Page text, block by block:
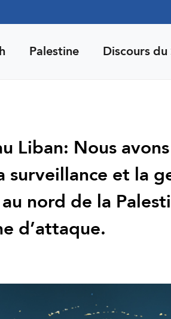
Palestine Discours du
Liban: Nous
et la
nord de la
d’attaque.